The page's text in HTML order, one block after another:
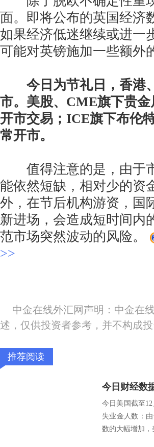
面。即将公布的英国经济
如果经济低迷继续或进一
可能对英镑施加一些额外
今日为节礼日，香港
市。美股、CME旗下贵
开市交易；ICE旗下布伦
常开市。
值得注意的是，由于
能依然短缺，相对少的资
外，在节后机构游资，国
新进场，会造成短时间内
范市场突然波动的风险。
>>
中金在线外汇网声明：中金在
述，仅供投资者参考，并不构成
推荐阅读
今日美国截至
失业金人数：
数的大幅增加